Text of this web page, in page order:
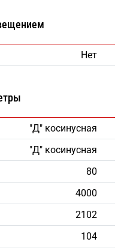
Нет
"Д" косинусная
"Д" косинусная
80
4000
2102
104